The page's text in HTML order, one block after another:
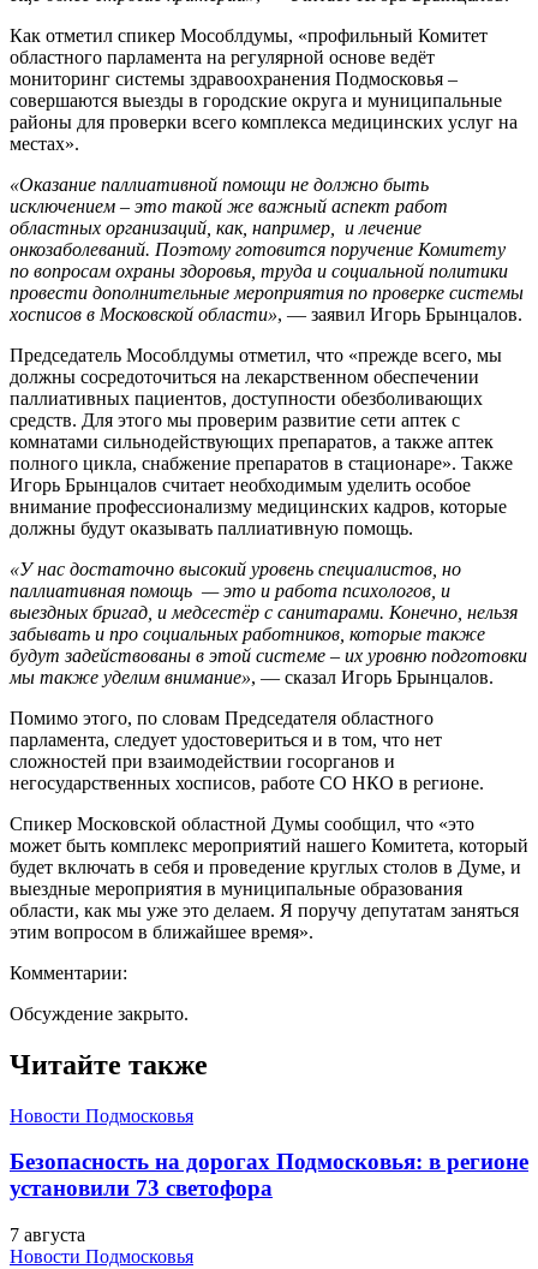
Как отметил спикер Мособлдумы, «профильный Комитет
областного парламента на регулярной основе ведёт
мониторинг системы здравоохранения Подмосковья –
совершаются выезды в городские округа и муниципальные
районы для проверки всего комплекса медицинских услуг на
местах».
«Оказание паллиативной помощи не должно быть
исключением – это такой же важный аспект работ
областных организаций, как, например, и лечение
онкозаболеваний. Поэтому готовится поручение Комитету
по вопросам охраны здоровья, труда и социальной политики
провести дополнительные мероприятия по проверке системы
хосписов в Московской области», — заявил Игорь Брынцалов.
Председатель Мособлдумы отметил, что «прежде всего, мы
должны сосредоточиться на лекарственном обеспечении
паллиативных пациентов, доступности обезболивающих
средств. Для этого мы проверим развитие сети аптек с
комнатами сильнодействующих препаратов, а также аптек
полного цикла, снабжение препаратов в стационаре». Также
Игорь Брынцалов считает необходимым уделить особое
внимание профессионализму медицинских кадров, которые
должны будут оказывать паллиативную помощь.
«У нас достаточно высокий уровень специалистов, но
паллиативная помощь — это и работа психологов, и
выездных бригад, и медсестёр с санитарами. Конечно, нельзя
забывать и про социальных работников, которые также
будут задействованы в этой системе – их уровню подготовки
мы также уделим внимание», — сказал Игорь Брынцалов.
Помимо этого, по словам Председателя областного
парламента, следует удостовериться и в том, что нет
сложностей при взаимодействии госорганов и
негосударственных хосписов, работе СО НКО в регионе.
Спикер Московской областной Думы сообщил, что «это
может быть комплекс мероприятий нашего Комитета, который
будет включать в себя и проведение круглых столов в Думе, и
выездные мероприятия в муниципальные образования
области, как мы уже это делаем. Я поручу депутатам заняться
этим вопросом в ближайшее время».
Комментарии:
Обсуждение закрыто.
Читайте также
Новости Подмосковья
Безопасность на дорогах Подмосковья: в регионе
установили 73 светофора
7 августа
Новости Подмосковья